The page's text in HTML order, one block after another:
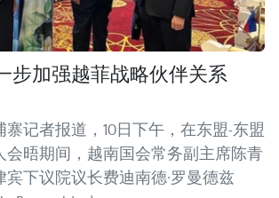
步加强越菲战略伙伴关系
记者报道，10日下午，在东盟-东盟
会晤期间，越南国会常务副主席陈青
下议院议长费迪南德·罗曼德兹